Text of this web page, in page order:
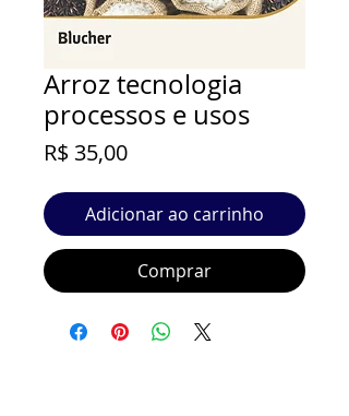
Arroz tecnologia
processos e usos
R$ 35,00Preço
Adicionar ao carrinho
Comprar